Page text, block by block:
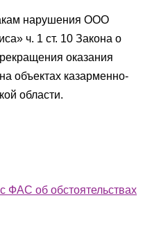
нарушения ООО
ч. 1 ст. 10 Закона о
оказания
объектах казарменно-
области.
ФАС об обстоятельствах